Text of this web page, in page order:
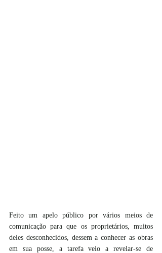
Feito um apelo público por vários meios de
comunicação para que os proprietários, muitos
deles desconhecidos, dessem a conhecer as obras
em sua posse, a tarefa veio a revelar-se de